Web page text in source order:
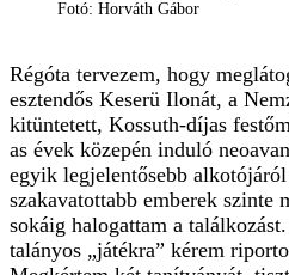
Fotó: Horváth Gábor
Régóta tervezem, hogy
esztendős Keserü Ilonát, a
kitüntetett, Kossuth-díjas
as évek közepén induló
egyik legjelentősebb
szakavatottabb emberek szinte
sokáig halogattam a
talányos „játékra” kérem